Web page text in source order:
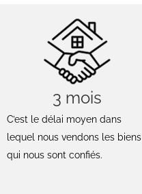
3 mois
C’est le délai moyen dans
lequel nous vendons les biens
qui nous sont confiés.